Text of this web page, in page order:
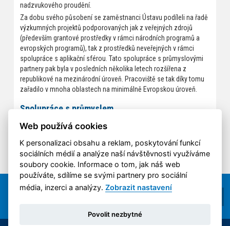
nadzvukového proudění.
Za dobu svého působení se zaměstnanci Ústavu podíleli na řadě
výzkumných projektů podporovaných jak z veřejných zdrojů
(především grantové prostředky v rámci národních programů a
evropských programů), tak z prostředků neveřejných v rámci
spolupráce s aplikační sférou. Tato spolupráce s průmyslovými
partnery pak byla v posledních několika letech rozšířena z
republikové na mezinárodní úroveň. Pracoviště se tak díky tomu
zařadilo v mnoha oblastech na minimálně Evropskou úroveň.
Spolupráce s průmyslem
Škoda auto, a.s., FANS, a.s., Brentwood Industries Inc., Intecha
spol. s r.o., NET4GAS, s.r.o., LOM Praha s.p. a řadou dalších.
Web používá cookies
K personalizaci obsahu a reklam, poskytování funkcí
sociálních médií a analýze naší návštěvnosti využíváme
soubory cookie. Informace o tom, jak náš web
používáte, sdílíme se svými partnery pro sociální
média, inzerci a analýzy.Zobrazit nastavení
Povolit nezbytné